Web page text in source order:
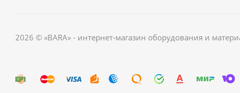
2026 © «BARA» - интернет-магазин оборудования и